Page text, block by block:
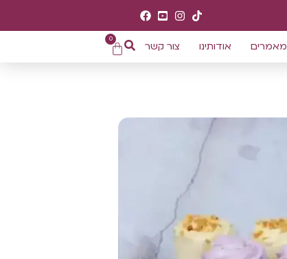
מאמרים אודותינו צור קשר
0